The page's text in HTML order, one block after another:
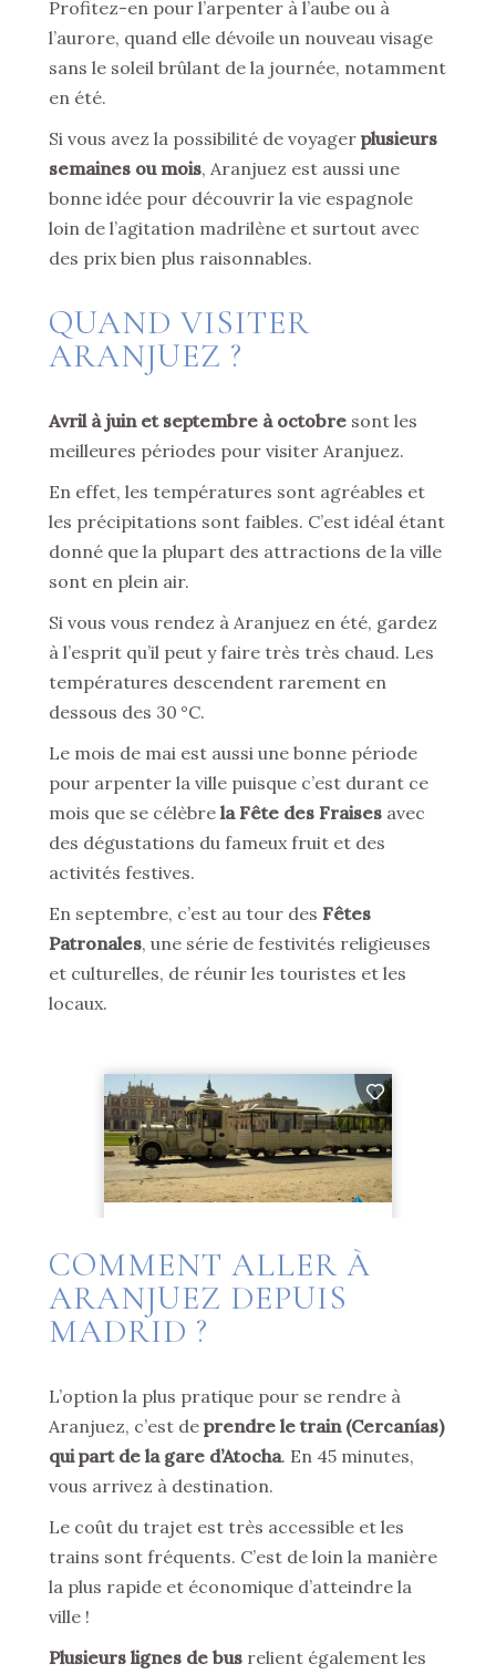
Profitez-en pour l’arpenter à l’aube ou à
l’aurore, quand elle dévoile un nouveau visage
sans le soleil brûlant de la journée, notamment
en été.
Si vous avez la possibilité de voyager plusieurs
semaines ou mois, Aranjuez est aussi une
bonne idée pour découvrir la vie espagnole
loin de l’agitation madrilène et surtout avec
des prix bien plus raisonnables.
QUAND VISITER
ARANJUEZ ?
Avril à juin et septembre à octobre sont les
meilleures périodes pour visiter Aranjuez.
En effet, les températures sont agréables et
les précipitations sont faibles. C’est idéal étant
donné que la plupart des attractions de la ville
sont en plein air.
Si vous vous rendez à Aranjuez en été, gardez
à l’esprit qu’il peut y faire très très chaud. Les
températures descendent rarement en
dessous des 30 °C.
Le mois de mai est aussi une bonne période
pour arpenter la ville puisque c’est durant ce
mois que se célèbre la Fête des Fraises avec
des dégustations du fameux fruit et des
activités festives.
En septembre, c’est au tour des Fêtes
Patronales, une série de festivités religieuses
et culturelles, de réunir les touristes et les
locaux.
COMMENT ALLER À
ARANJUEZ DEPUIS
MADRID ?
L’option la plus pratique pour se rendre à
Aranjuez, c’est de prendre le train (Cercanías)
qui part de la gare d’Atocha. En 45 minutes,
vous arrivez à destination.
Le coût du trajet est très accessible et les
trains sont fréquents. C’est de loin la manière
la plus rapide et économique d’atteindre la
ville !
Plusieurs lignes de bus relient également les